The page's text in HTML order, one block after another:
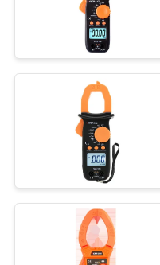
PRIVACY